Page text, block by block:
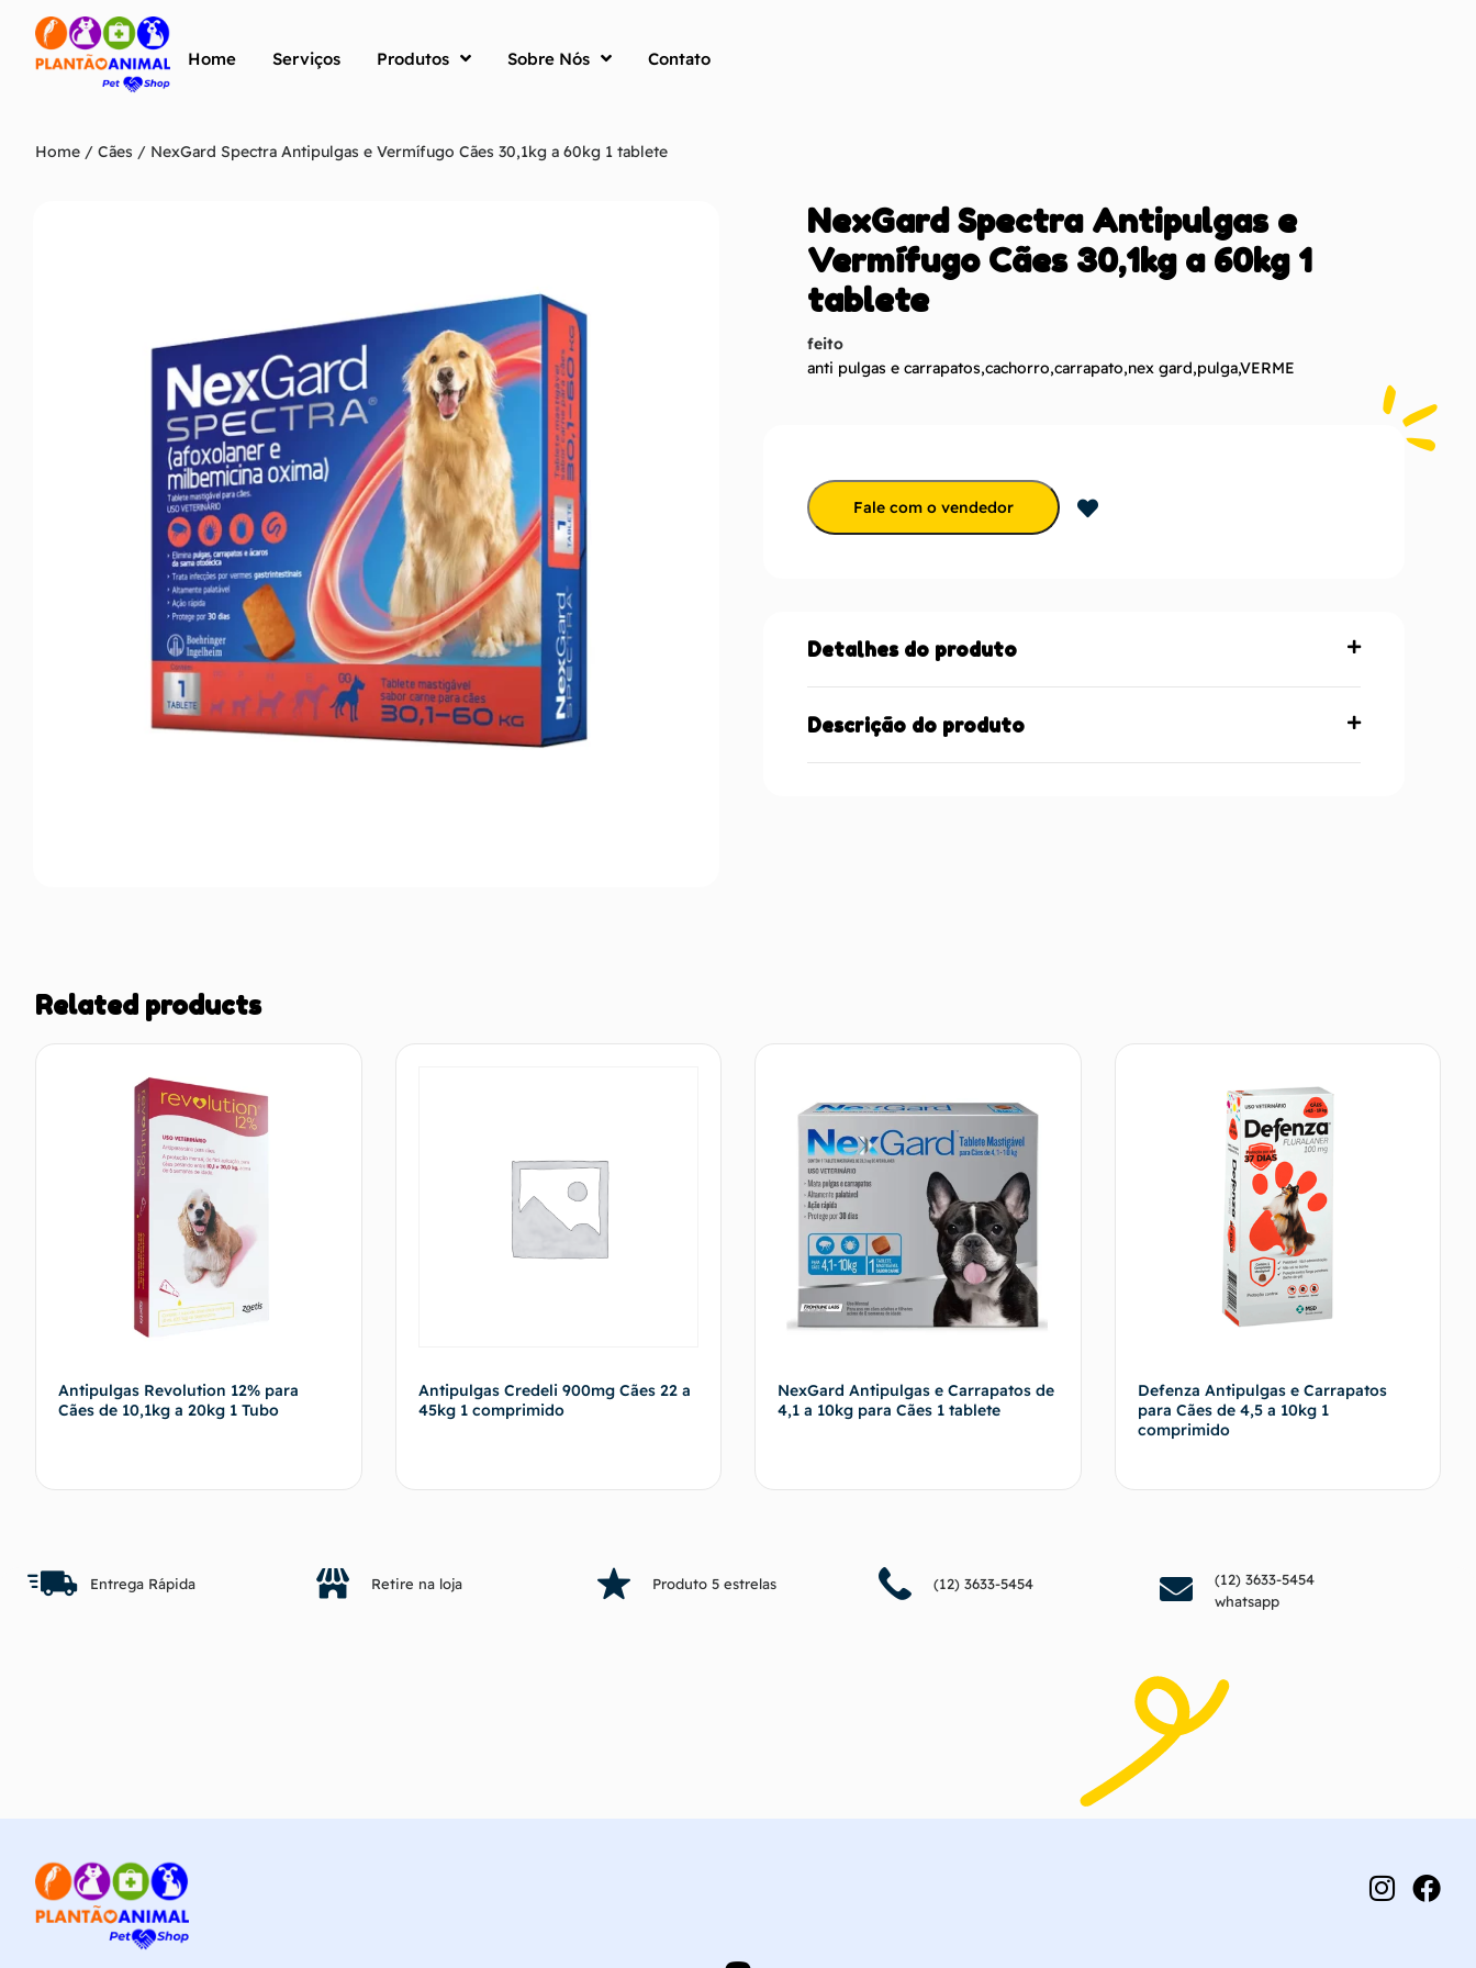
Home Serviços Produtos Sobre Nós Contato
Home / Cães / NexGard Spectra Antipulgas e Vermífugo Cães 30,1kg a 60kg 1 tablete
NexGard Spectra Antipulgas e
Vermífugo Cães 30,1kg a 60kg 1
tablete
feito
anti pulgas e carrapatos,cachorro,carrapato,nex gard,pulga,VERME
Fale com o vendedor
Detalhes do produto
Descrição do produto
Related products
Antipulgas Revolution 12% para
Cães de 10,1kg a 20kg 1 Tubo
Antipulgas Credeli 900mg Cães 22 a
45kg 1 comprimido
Fale com o vendedor
NexGard Antipulgas e Carrapatos de
4,1 a 10kg para Cães 1 tablete
Defenza Antipulgas e Carrapatos
para Cães de 4,5 a 10kg 1
comprimido
Fale com o vendedor
Entrega Rápida Retire na loja Produto 5 estrelas (12) 3633-5454
(12) 3633-5454
whatsapp